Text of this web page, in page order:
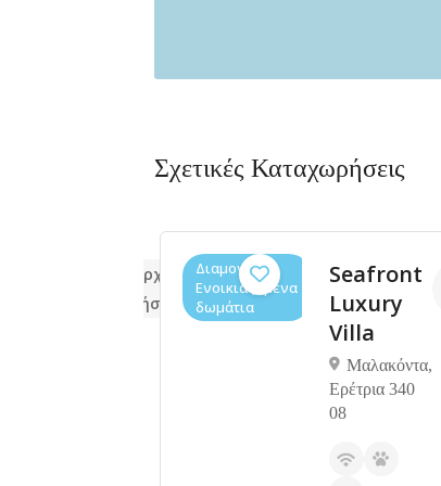
Σχετικές Καταχωρήσεις
Δεν υπάρχουν ακόμα
αξιολογήσεις
Διαμονή,
Ενοικιαζόμενα
δωμάτια
Seafront
Luxury
Villa
Μαλακόντα,
Ερέτρια 340
08